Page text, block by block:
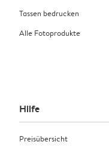
Tassen bedrucken
Alle Fotoprodukte
Hilfe
Preisübersicht